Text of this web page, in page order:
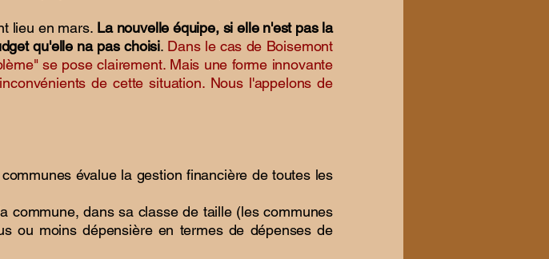
lieu en mars. La nouvelle équipe, si elle n'est pas la
qu'elle na pas choisi. Dans le cas de Boisemont
se pose clairement. Mais une forme innovante
de cette situation. Nous l'appelons de
évalue la gestion financière de toutes les
commune, dans sa classe de taille (les communes
ou moins dépensière en termes de dépenses de